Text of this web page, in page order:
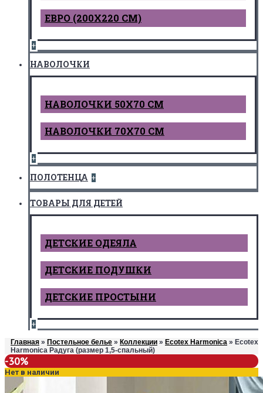
ЕВРО (200Х220 СМ)
+
НАВОЛОЧКИ
НАВОЛОЧКИ 50Х70 СМ
НАВОЛОЧКИ 70Х70 СМ
+
ПОЛОТЕНЦА +
ТОВАРЫ ДЛЯ ДЕТЕЙ
ДЕТCКИЕ ОДЕЯЛА
ДЕТСКИЕ ПОДУШКИ
ДЕТСКИЕ ПРОСТЫНИ
+
Главная » Постельное белье » Коллекции » Ecotex Harmonica » Ecotex
Harmonica Радуга (размер 1,5-спальный)
-30%
Нет в наличии